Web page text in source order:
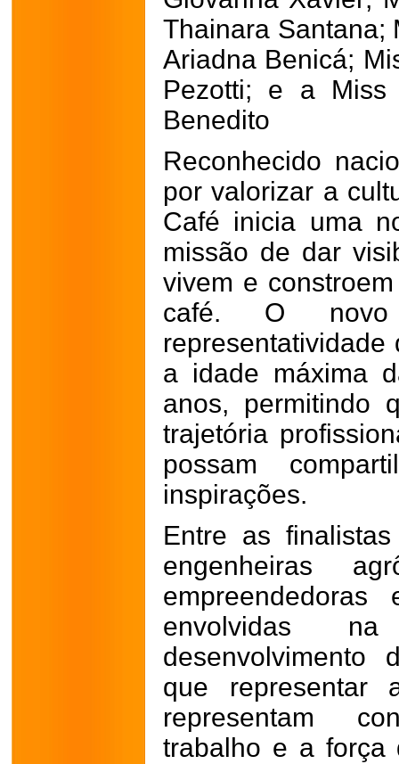
Thainara Santana;
Ariadna Benicá;
Pezotti; e a Miss
Benedito
Reconhecido
por valorizar a
Café inicia uma
missão de dar
vivem e
café. O
a idade máxima
anos, permitindo
trajetória
possam
inspirações.
Entre as
engenheiras
empreendedoras
envolvidas
desenvolvimento
que representar
representam
trabalho e a força